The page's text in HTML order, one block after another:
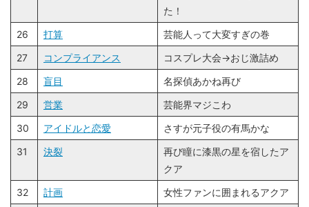
た！
26
打算
芸能人って大変すぎの巻
27
コンプライアンス
コスプレ大会→おじ激詰め
28
盲目
名探偵あかね再び
29
営業
芸能界マジこわ
30
アイドルと恋愛
さすが元子役の有馬かな
31
決裂
再び瞳に漆黒の星を宿したア
クア
32
計画
女性ファンに囲まれるアクア